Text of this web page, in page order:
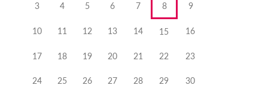
3 4 5 6 7 8 9
10 11 12 13 14 15 16
17 18 19 20 21 22 23
24 25 26 27 28 29 30